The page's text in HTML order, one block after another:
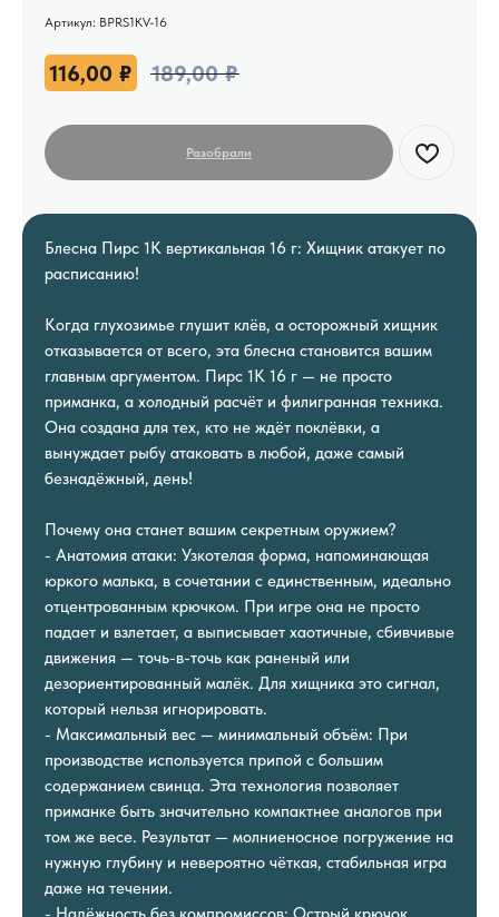
Артикул: BPRS1KV-16
116,00 ₽ 189,00 ₽
Блесна Пирс 1К вертикальная 16 г: Хищник атакует по
расписанию!
Когда глухозимье глушит клёв, а осторожный хищник
отказывается от всего, эта блесна становится вашим
главным аргументом. Пирс 1К 16 г — не просто
приманка, а холодный расчёт и филигранная техника.
Она создана для тех, кто не ждёт поклёвки, а
вынуждает рыбу атаковать в любой, даже самый
безнадёжный, день!
Почему она станет вашим секретным оружием?
- Анатомия атаки: Узкотелая форма, напоминающая
юркого малька, в сочетании с единственным, идеально
отцентрованным крючком. При игре она не просто
падает и взлетает, а выписывает хаотичные, сбивчивые
движения — точь-в-точь как раненый или
дезориентированный малёк. Для хищника это сигнал,
который нельзя игнорировать.
- Максимальный вес — минимальный объём: При
производстве используется припой с большим
содержанием свинца. Эта технология позволяет
приманке быть значительно компактнее аналогов при
том же весе. Результат — молниеносное погружение на
нужную глубину и невероятно чёткая, стабильная игра
даже на течении.